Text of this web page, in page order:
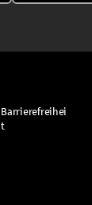
Barrierefreihei
t